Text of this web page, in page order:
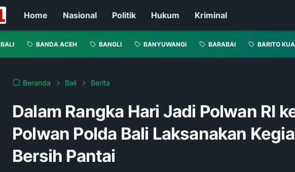
Home Nasional Politik Hukum Kriminal
BALI BANDA ACEH BANGLI BANYUWANGI BARABAI BARITO
Beranda Bali Berita
Dalam Rangka Hari Jadi Polwan RI
Polwan Polda Bali Laksanakan
Bersih Pantai